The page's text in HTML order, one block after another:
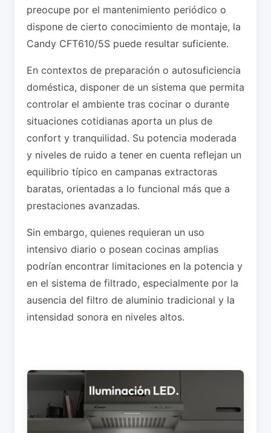
preocupe por el mantenimiento periódico o
dispone de cierto conocimiento de montaje, la
Candy CFT610/5S puede resultar suficiente.
En contextos de preparación o autosuficiencia
doméstica, disponer de un sistema que permita
controlar el ambiente tras cocinar o durante
situaciones cotidianas aporta un plus de
confort y tranquilidad. Su potencia moderada
y niveles de ruido a tener en cuenta reflejan un
equilibrio típico en campanas extractoras
baratas, orientadas a lo funcional más que a
prestaciones avanzadas.
Sin embargo, quienes requieran un uso
intensivo diario o posean cocinas amplias
podrían encontrar limitaciones en la potencia y
en el sistema de filtrado, especialmente por la
ausencia del filtro de aluminio tradicional y la
intensidad sonora en niveles altos.